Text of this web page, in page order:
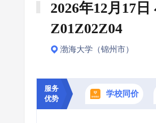
2026年12月17
Z01Z02Z04
渤海大学（锦州市）
服务
优势
学校同价